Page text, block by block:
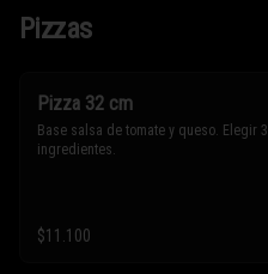
Pizzas
Pizza 32 cm
Base salsa de tomate y queso. Elegir 3
ingredientes.
$11.100